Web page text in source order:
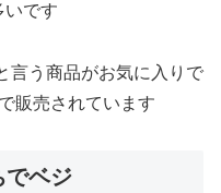
いです
言う商品がお気に入りで
販売されています
ベジ